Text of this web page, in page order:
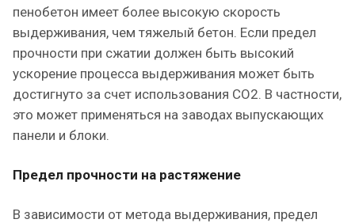
пенобетон имеет более высокую скорость
выдерживания, чем тяжелый бетон. Если предел
прочности при сжатии должен быть высокий
ускорение процесса выдерживания может быть
достигнуто за счет использования CO2. В частности,
это может применяться на заводах выпускающих
панели и блоки.
Предел прочности на растяжение
В зависимости от метода выдерживания, предел